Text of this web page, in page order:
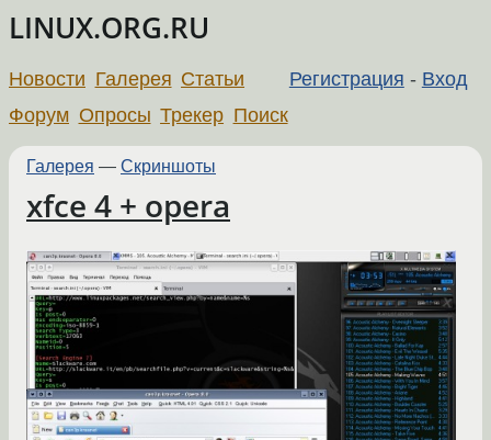
LINUX.ORG.RU
Регистрация - Вход
Новости Галерея Статьи
Форум Опросы Трекер Поиск
Галерея — Скриншоты
xfce 4 + opera